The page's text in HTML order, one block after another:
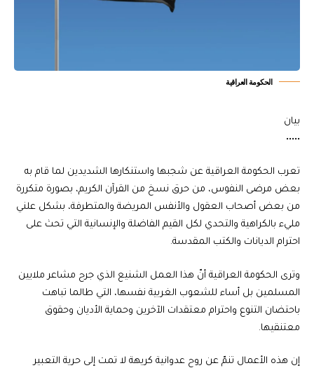
الحكومة العراقية
بيان
•••••
تعرب الحكومة العراقية عن شجبها واستنكارها الشديدين لما قام به
بعض مرضى النفوس، من حرق نسخ من القرآن الكريم، بصورة متكررة
من بعض أصحاب العقول والأنفس المريضة والمتطرفة، بشكل علني
مليء بالكراهية والتحدي لكل القيم الفاضلة والإنسانية التي تحث على
احترام الديانات والكتب المقدسة.
وترى الحكومة العراقية أنّ هذا العمل الشنيع الذي جرح مشاعر ملايين
المسلمين بل أساء للشعوب الغربية نفسها، التي طالما تباهت
باحتضان التنوع واحترام معتقدات الآخرين وحماية الأديان وحقوق
معتنقيها.
إن هذه الأعمال تنمّ عن روح عدوانية كريهة لا تمت إلى حرية التعبير